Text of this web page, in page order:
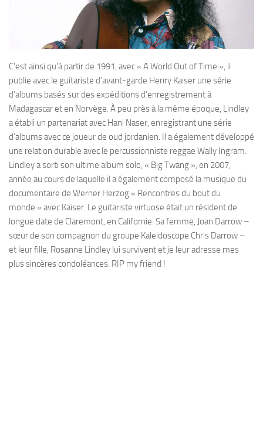
C’est ainsi qu’à partir de 1991, avec « A World Out of Time », il
publie avec le guitariste d’avant-garde Henry Kaiser une série
d’albums basés sur des expéditions d’enregistrement à
Madagascar et en Norvège. À peu près à la même époque, Lindley
a établi un partenariat avec Hani Naser, enregistrant une série
d’albums avec ce joueur de oud jordanien. Il a également développé
une relation durable avec le percussionniste reggae Wally Ingram.
Lindley a sorti son ultime album solo, « Big Twang », en 2007,
année au cours de laquelle il a également composé la musique du
documentaire de Werner Herzog « Rencontres du bout du
monde » avec Kaiser. Le guitariste virtuose était un résident de
longue date de Claremont, en Californie. Sa femme, Joan Darrow –
sœur de son compagnon du groupe Kaleidoscope Chris Darrow –
et leur fille, Rosanne Lindley lui survivent et je leur adresse mes
plus sincères condoléances. RIP my friend !